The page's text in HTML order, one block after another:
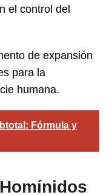
el control del
de expansión
para la
humana.
Fórmula y